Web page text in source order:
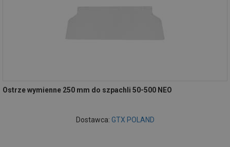
Ostrze wymienne 250 mm do szpachli 50-500 NEO
Dostawca: GTX POLAND